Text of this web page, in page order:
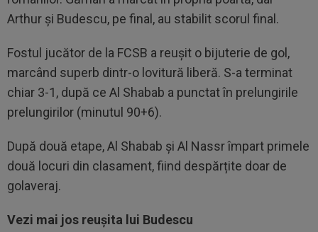
Arthur și Budescu, pe final, au stabilit scorul final.
Fostul jucător de la FCSB a reușit o bijuterie de gol,
marcând superb dintr-o lovitură liberă. S-a terminat
chiar 3-1, după ce Al Shabab a punctat în prelungirile
prelungirilor (minutul 90+6).
După două etape, Al Shabab și Al Nassr împart primele
două locuri din clasament, fiind despărțite doar de
golaveraj.
Vezi mai jos reușita lui Budescu